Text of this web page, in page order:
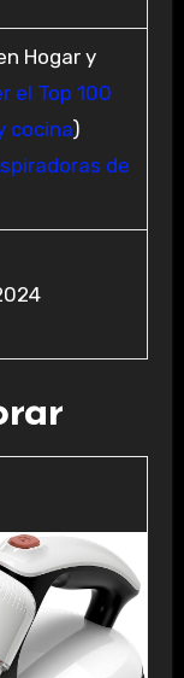
Hogar y
el Top 100
cocina)
de